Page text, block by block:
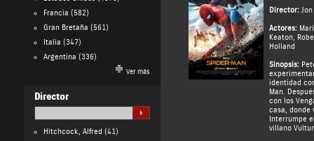
Francia (582)
Gran Bretaña (561)
Italia (347)
Argentina (336)
Ver más
Director
Hitchcock, Alfred (41)
Director:
Actores:
Keaton,
Holland
Sinopsis:
identidad
Man.
con los
casa, donde
Interrumpe
villano